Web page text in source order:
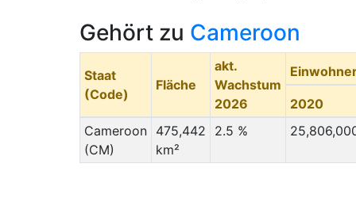
Gehört zu Cameroon
Staat
(Code)
Fläche
akt.
Wachstum
2026
2020
Cameroon
(CM)
475,442
km²
2.5 %